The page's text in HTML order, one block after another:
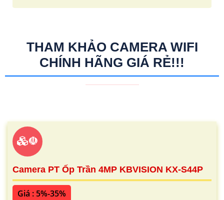
THAM KHẢO CAMERA WIFI
CHÍNH HÃNG GIÁ RẺ!!!
☫
Camera PT Ốp Trần 4MP KBVISION KX-S44P
Giá : 5%-35%